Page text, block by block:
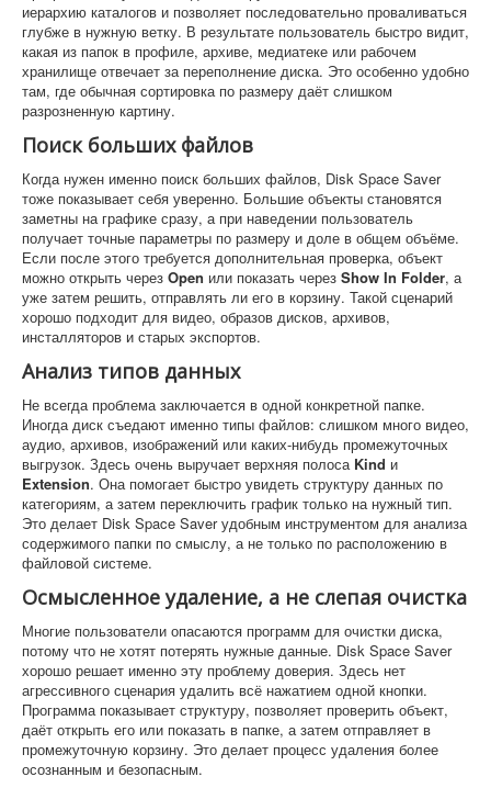
иерархию каталогов и позволяет последовательно проваливаться
глубже в нужную ветку. В результате пользователь быстро видит,
какая из папок в профиле, архиве, медиатеке или рабочем
хранилище отвечает за переполнение диска. Это особенно удобно
там, где обычная сортировка по размеру даёт слишком
разрозненную картину.
Поиск больших файлов
Когда нужен именно поиск больших файлов, Disk Space Saver
тоже показывает себя уверенно. Большие объекты становятся
заметны на графике сразу, а при наведении пользователь
получает точные параметры по размеру и доле в общем объёме.
Если после этого требуется дополнительная проверка, объект
можно открыть через Open или показать через Show In Folder, а
уже затем решить, отправлять ли его в корзину. Такой сценарий
хорошо подходит для видео, образов дисков, архивов,
инсталляторов и старых экспортов.
Анализ типов данных
Не всегда проблема заключается в одной конкретной папке.
Иногда диск съедают именно типы файлов: слишком много видео,
аудио, архивов, изображений или каких-нибудь промежуточных
выгрузок. Здесь очень выручает верхняя полоса Kind и
Extension. Она помогает быстро увидеть структуру данных по
категориям, а затем переключить график только на нужный тип.
Это делает Disk Space Saver удобным инструментом для анализа
содержимого папки по смыслу, а не только по расположению в
файловой системе.
Осмысленное удаление, а не слепая очистка
Многие пользователи опасаются программ для очистки диска,
потому что не хотят потерять нужные данные. Disk Space Saver
хорошо решает именно эту проблему доверия. Здесь нет
агрессивного сценария удалить всё нажатием одной кнопки.
Программа показывает структуру, позволяет проверить объект,
даёт открыть его или показать в папке, а затем отправляет в
промежуточную корзину. Это делает процесс удаления более
осознанным и безопасным.